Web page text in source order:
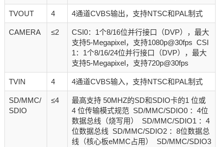
TVOUT 4 4通道CVBS输出，支持NTSC和PAL制式
CAMERA ≤2
CSI0：1个8/16位并行接口（DVP），最大
支持5-Megapixel，支持1080p@30fps CSI
1：1个8/16/24位并行接口（DVP），最大
支持5-Megapixel，支持720p@30fps
TVIN 4 4通道CVBS输入，支持NTSC和PAL制式
SD/MMC/
SDIO
≤4
最高支持 50MHZ的SD和SDIO卡的1 位或
4 位传输模式规范 SD/MMC/SDIO0 ：4位
数据总线（烧写用） SD/MMC/SDIO1 ：4
位数据总线 SD/MMC/SDIO2 ：8位数据总
线（核心板eMMC占用） SD/MMC/SDIO3